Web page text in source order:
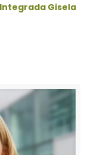
Gisela